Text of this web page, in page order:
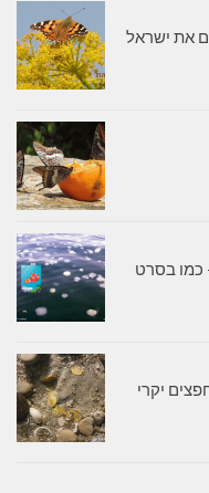
את ישראל
כמו בסרט
יקרי